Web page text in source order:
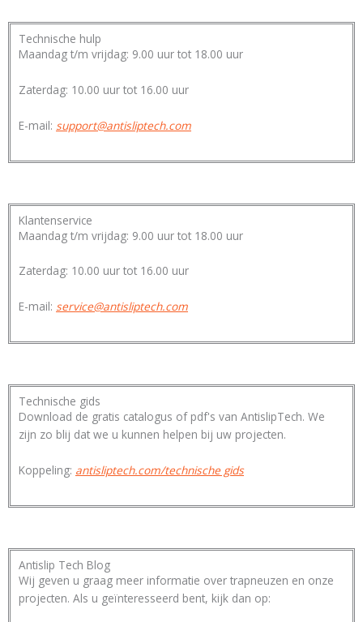
Technische hulp
Maandag t/m vrijdag: 9.00 uur tot 18.00 uur
Zaterdag: 10.00 uur tot 16.00 uur
E-mail: support@antisliptech.com
Klantenservice
Maandag t/m vrijdag: 9.00 uur tot 18.00 uur
Zaterdag: 10.00 uur tot 16.00 uur
E-mail: service@antisliptech.com
Technische gids
Download de gratis catalogus of pdf's van AntislipTech. We
zijn zo blij dat we u kunnen helpen bij uw projecten.
Koppeling: antisliptech.com/technische gids
Antislip Tech Blog
Wij geven u graag meer informatie over trapneuzen en onze
projecten. Als u geïnteresseerd bent, kijk dan op: